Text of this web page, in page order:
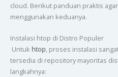
cloud. Berikut panduan praktis
menggunakan keduanya.
Instalasi htop di Distro Populer
Untuk htop, proses instalasi
tersedia di repository mayoritas
langkahnya: